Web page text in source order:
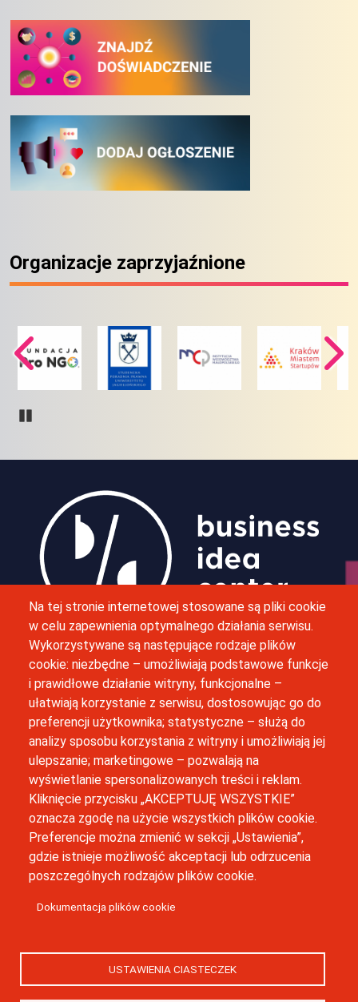
Na tej stronie internetowej stosowane są pliki cookie
w celu zapewnienia optymalnego działania serwisu.
Wykorzystywane są następujące rodzaje plików
cookie: niezbędne – umożliwiają podstawowe funkcje
i prawidłowe działanie witryny, funkcjonalne –
ułatwiają korzystanie z serwisu, dostosowując go do
preferencji użytkownika; statystyczne – służą do
analizy sposobu korzystania z witryny i umożliwiają jej
ulepszanie; marketingowe – pozwalają na
wyświetlanie spersonalizowanych treści i reklam.
Kliknięcie przycisku „AKCEPTUJĘ WSZYSTKIE”
oznacza zgodę na użycie wszystkich plików cookie.
Preferencje można zmienić w sekcji „Ustawienia”,
gdzie istnieje możliwość akceptacji lub odrzucenia
poszczególnych rodzajów plików cookie.
Dokumentacja plików cookie
USTAWIENIA CIASTECZEK
Organizacje zaprzyjaźnione
Obraz
M. Bobrzyńskiego 12, 30-348 Kraków
(12) 664 42 06
inkubator@uj.edu.pl
Newsletter
Strategicznego Inicjatywa Doskonałości w Uniwersytecie
Uniwersytetu Jagiellońskiego